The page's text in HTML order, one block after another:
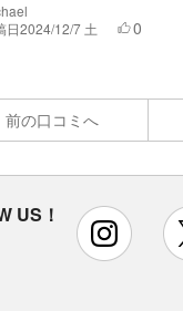
日2024/12/7 土 0
前の口コミへ
US！ instagram